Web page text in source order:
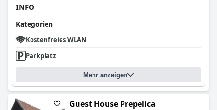
INFO
Kategorien
Kostenfreies WLAN
Parkplatz
Mehr anzeigen
Guest House Prepelica